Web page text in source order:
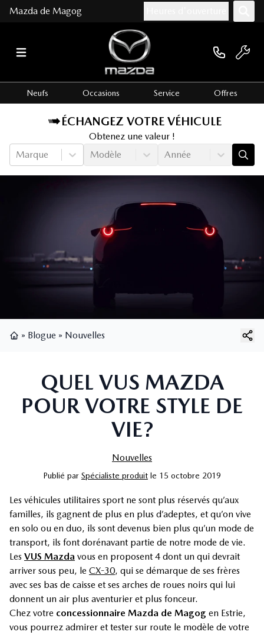
Mazda de Magog
Neufs Occasions Service Offres
ÉCHANGEZ VOTRE VÉHICULE
Obtenez une valeur !
Marque
Modèle Année
» Blogue » Nouvelles
QUEL VUS MAZDA
POUR VOTRE STYLE DE
VIE?
Nouvelles
Publié par Spécialiste produit le 15 octobre 2019
Les véhicules utilitaires sport ne sont plus réservés qu’aux
familles, ils gagnent de plus en plus d’adeptes, et qu’on vive
en solo ou en duo, ils sont devenus bien plus qu’un mode de
transport, ils font dorénavant partie de notre mode de vie.
Les VUS Mazda vous en proposent 4 dont un qui devrait
arriver sous peu, le CX-30, qui se démarque de ses frères
avec ses bas de caisse et ses arches de roues noirs qui lui
donnent un air plus aventurier et plus fonceur.
Chez votre concessionnaire Mazda de Magog en Estrie,
vous pourrez admirer et tester sur route le modèle de votre